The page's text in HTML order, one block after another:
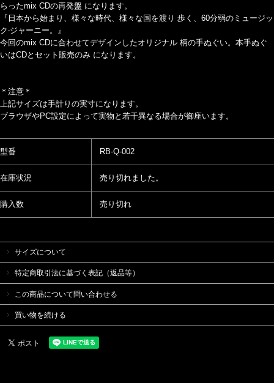
らったmix CDの再発盤 になります。
『日本から始まり、様々な時代、様々な国を渡り 歩く、60分弱のミュージッ
ク‧ジャーニー。』
今回のmix CDに合わせてデザインしたオリジナル 柄の手ぬぐい。本手ぬぐ
いはCDとセット販売のみ になります。
＊注意＊
上記サイズは手計りの実寸になります。
ブラウザやPC設定によって実物と若干異なる場合が御座います。
型番 RB-Q-002
在庫状況 売り切れました。
購入数 売り切れ
サイズについて
特定商取引法に基づく表記（返品等）
この商品について問い合わせる
買い物を続ける